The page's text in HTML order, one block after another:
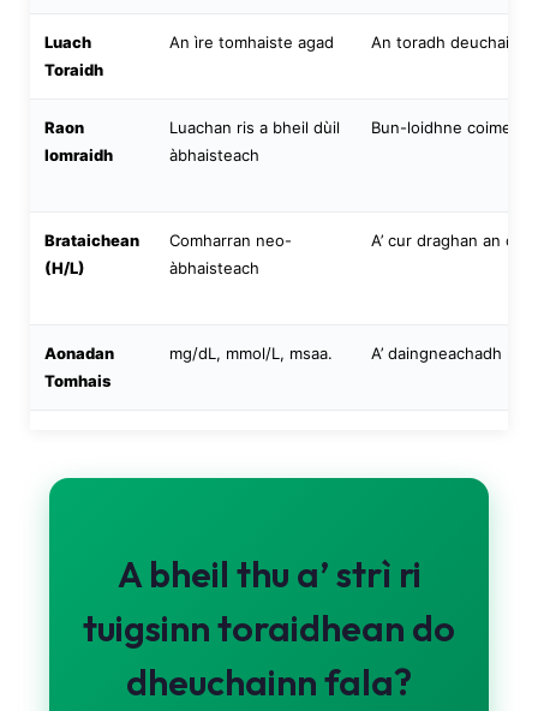
Luach
Toraidh
An ìre tomhaiste agad An toradh deuchainn
Raon
Iomraidh
Luachan ris a bheil dùil
àbhaisteach
Bun-loidhne coimeas
Brataichean
(H/L)
Comharran neo-
àbhaisteach
A’ cur draghan an cèill
Aonadan
Tomhais
mg/dL, mmol/L, msaa. A’ daingneachadh
A bheil thu a’ strì ri
tuigsinn toraidhean do
dheuchainn fala?
Қазақ тілі
Hrvatski
Slovenčina
অসমীয়া
Македонски јазик
العربية المغربية
Монгол